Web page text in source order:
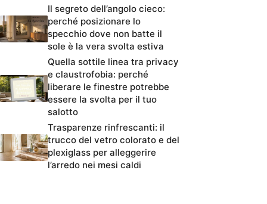
Il segreto dell’angolo cieco:
perché posizionare lo
specchio dove non batte il
sole è la vera svolta estiva
Quella sottile linea tra privacy
e claustrofobia: perché
liberare le finestre potrebbe
essere la svolta per il tuo
salotto
Trasparenze rinfrescanti: il
trucco del vetro colorato e del
plexiglass per alleggerire
l’arredo nei mesi caldi